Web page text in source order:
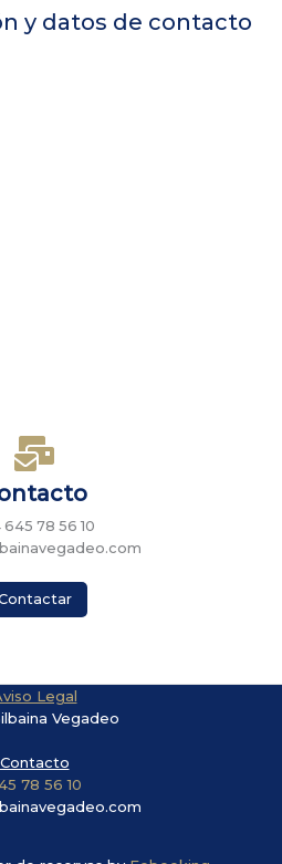
y datos de contacto
645 78 56 10
Legal
Vegadeo
Contacto
78 56 10